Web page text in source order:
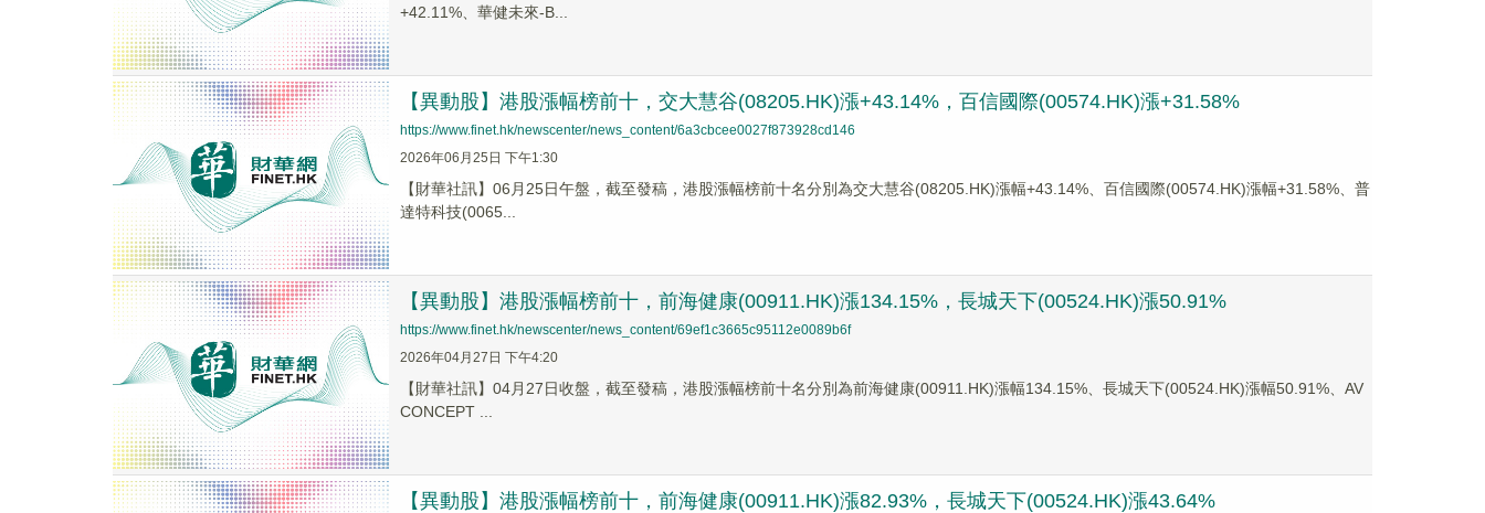
+42.11%、華健未來-B...
【異動股】港股漲幅榜前十，交大慧谷(08205.HK)漲+43.14%，百信國際(00574.HK)漲+31.58%
https://www.finet.hk/newscenter/news_content/6a3cbcee0027f873928cd146
2026年06月25日 下午1:30
【財華社訊】06月25日午盤，截至發稿，港股漲幅榜前十名分別為交大慧谷(08205.HK)漲幅+43.14%、百信國際(00574.HK)漲幅+31.58%、普
達特科技(0065...
【異動股】港股漲幅榜前十，前海健康(00911.HK)漲134.15%，長城天下(00524.HK)漲50.91%
https://www.finet.hk/newscenter/news_content/69ef1c3665c95112e0089b6f
2026年04月27日 下午4:20
【財華社訊】04月27日收盤，截至發稿，港股漲幅榜前十名分別為前海健康(00911.HK)漲幅134.15%、長城天下(00524.HK)漲幅50.91%、AV
CONCEPT ...
【異動股】港股漲幅榜前十，前海健康(00911.HK)漲82.93%，長城天下(00524.HK)漲43.64%